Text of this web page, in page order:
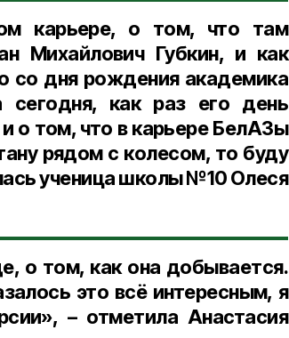
карьере, о том, что там
Михайлович Губкин, и как
со дня рождения академика
как раз его день
о том, что в карьере БелАЗы
рядом с колесом, то буду
ученица школы №10 Олеся
о том, как она добывается.
это всё интересным, я
– отметила Анастасия